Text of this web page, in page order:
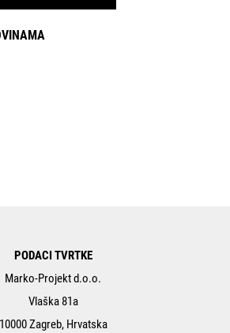
PODACI TVRTKE
Marko-Projekt d.o.o.
Vlaška 81a
10000 Zagreb, Hrvatska